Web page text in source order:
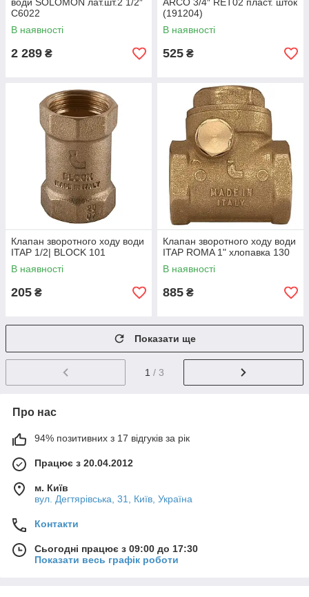
С6022
В наявності
2 289 ₴
(191204)
В наявності
525 ₴
Клапан зворотного ходу води
ITAP 1/2| BLOCK 101
В наявності
205 ₴
Клапан зворотного ходу води
ITAP ROMA 1" хлопавка 130
В наявності
885 ₴
Показати ще
1 / 3
Про нас
94% позитивних з 17 відгуків за рік
Працює з 20.04.2012
м. Київ
вул. Дегтярівська, 31, Київ, Україна
Контакти
Сьогодні працює з 09:00 до 17:30
Показати весь графік роботи